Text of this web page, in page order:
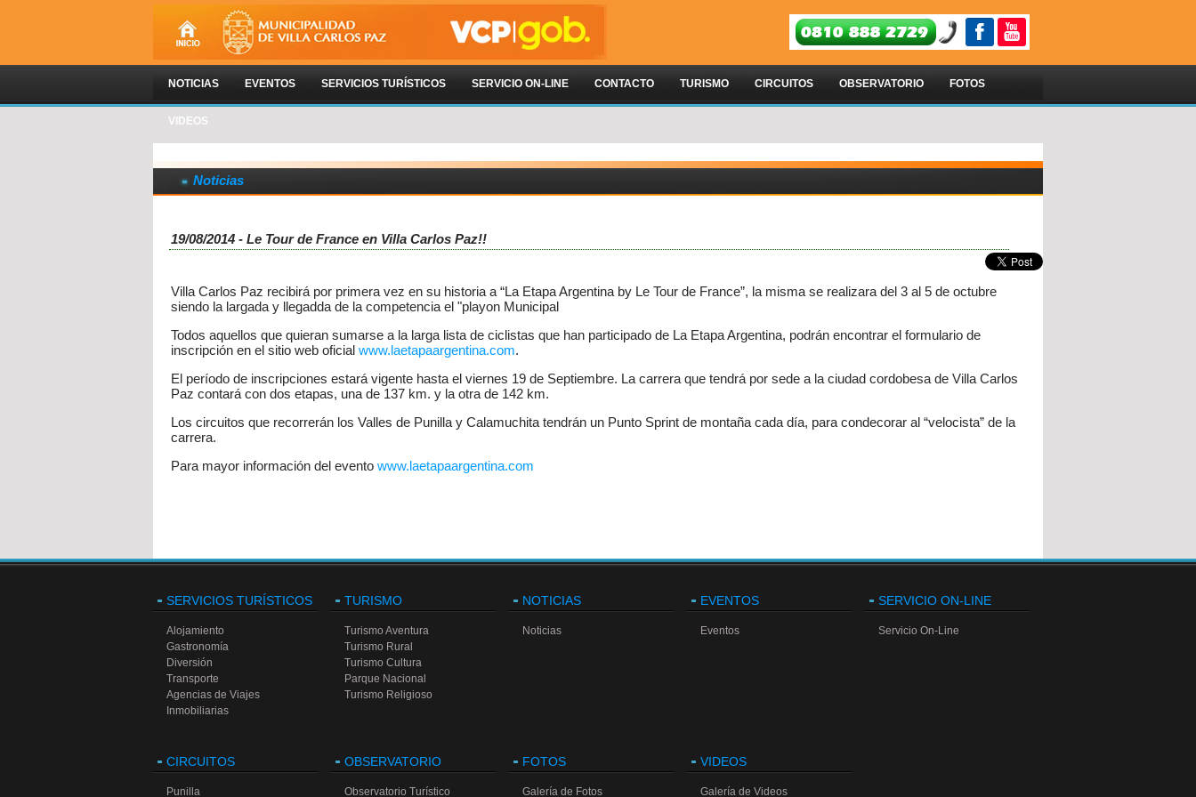
NOTICIAS EVENTOS SERVICIOS TURÍSTICOS SERVICIO ON-LINE CONTACTO TURISMO CIRCUITOS OBSERVATORIO FOTOS
VIDEOS
Noticias
19/08/2014 - Le Tour de France en Villa Carlos Paz!!
Villa Carlos Paz recibirá por primera vez en su historia a “La Etapa Argentina by Le Tour de France”, la misma se realizara del 3 al 5 de octubre
siendo la largada y llegadda de la competencia el "playon Municipal
Todos aquellos que quieran sumarse a la larga lista de ciclistas que han participado de La Etapa Argentina, podrán encontrar el formulario de
inscripción en el sitio web oficial www.laetapaargentina.com.
El período de inscripciones estará vigente hasta el viernes 19 de Septiembre. La carrera que tendrá por sede a la ciudad cordobesa de Villa Carlos
Paz contará con dos etapas, una de 137 km. y la otra de 142 km.
Los circuitos que recorrerán los Valles de Punilla y Calamuchita tendrán un Punto Sprint de montaña cada día, para condecorar al “velocista” de la
carrera.
Para mayor información del evento www.laetapaargentina.com
SERVICIOS TURÍSTICOS
Alojamiento
Gastronomía
Diversión
Transporte
Agencias de Viajes
Inmobiliarias
TURISMO
Turismo Aventura
Turismo Rural
Turismo Cultura
Parque Nacional
Turismo Religioso
NOTICIAS
Noticias
EVENTOS
Eventos
SERVICIO ON-LINE
Servicio On-Line
CIRCUITOS
Punilla
OBSERVATORIO
Observatorio Turístico
FOTOS
Galería de Fotos
VIDEOS
Galería de Videos